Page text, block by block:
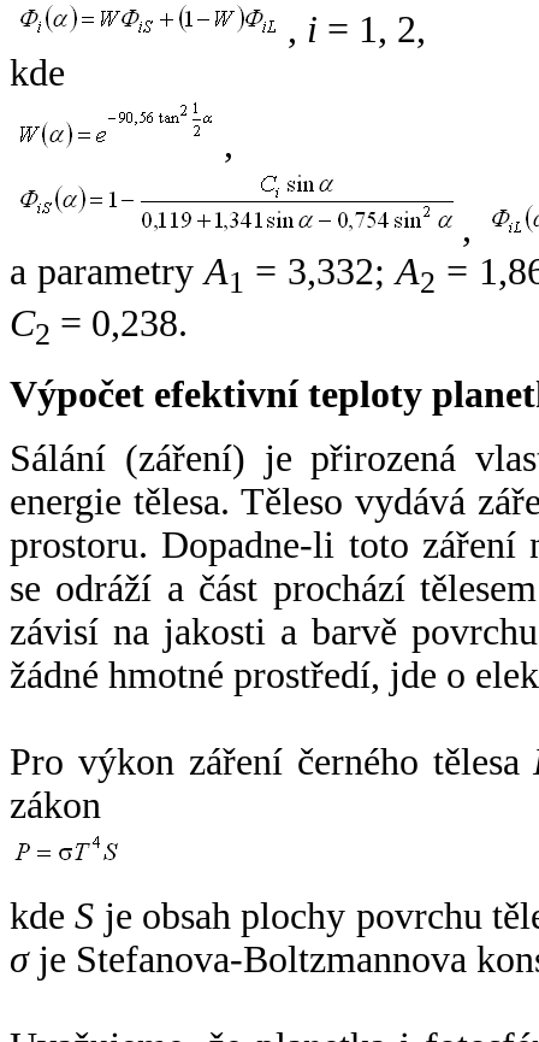
, i = 1, 2,
kde
,
,
a parametryA1 = 3,332;A2 =
C2 = 0,238.
Výpočet efektivní teploty
Sálání (záření) je přirozená
energie tělesa. Těleso vydává
prostoru. Dopadne-li toto záření
se odráží a část prochází
závisí na jakosti a barvě
žádné hmotné prostředí, jde o
Pro výkon záření černého tělesa
zákon
kdeS je obsah plochy povrchu
σje Stefanova-Boltzmannova